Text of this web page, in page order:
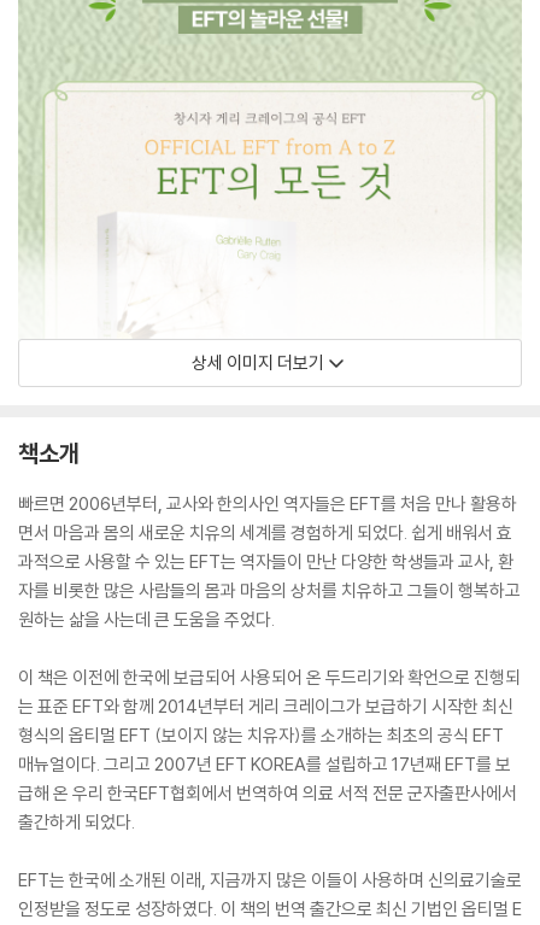
상세 이미지 더보기
책소개
빠르면 2006년부터, 교사와 한의사인 역자들은 EFT를 처음 만나 활용하
면서 마음과 몸의 새로운 치유의 세계를 경험하게 되었다. 쉽게 배워서 효
과적으로 사용할 수 있는 EFT는 역자들이 만난 다양한 학생들과 교사, 환
자를 비롯한 많은 사람들의 몸과 마음의 상처를 치유하고 그들이 행복하고
원하는 삶을 사는데 큰 도움을 주었다.
이 책은 이전에 한국에 보급되어 사용되어 온 두드리기와 확언으로 진행되
는 표준 EFT와 함께 2014년부터 게리 크레이그가 보급하기 시작한 최신
형식의 옵티멀 EFT (보이지 않는 치유자)를 소개하는 최초의 공식 EFT
매뉴얼이다. 그리고 2007년 EFT KOREA를 설립하고 17년째 EFT를 보
급해 온 우리 한국EFT협회에서 번역하여 의료 서적 전문 군자출판사에서
출간하게 되었다.
EFT는 한국에 소개된 이래, 지금까지 많은 이들이 사용하며 신의료기술로
인정받을 정도로 성장하였다. 이 책의 번역 출간으로 최신 기법인 옵티멀 E